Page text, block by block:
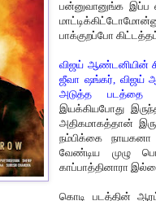
பன்னுவானுங்க இப்ப
பாக்குறப்போ
விஜய் ஆண்டனியின்
ஜீவா ஷங்கர், விஜய்
அடுத்த படத்தை
இயக்கியபோது
அதிகமாகத்தான்
நம்பிக்கை
வேண்டிய முழு
காப்பாத்தினாரா
கொடி படத்தின்